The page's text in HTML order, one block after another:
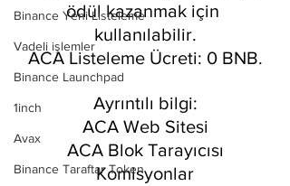
Binance Yeni Listeleme
Vadeli işlemler
Binance Launchpad
1inch
Avax
Binance Taraftar Token
ödül kazanmak için
kullanılabilir.
ACA Listeleme Ücreti: 0 BNB.
Ayrıntılı bilgi:
ACA Web Sitesi
ACA Blok Tarayıcısı
Komisyonlar